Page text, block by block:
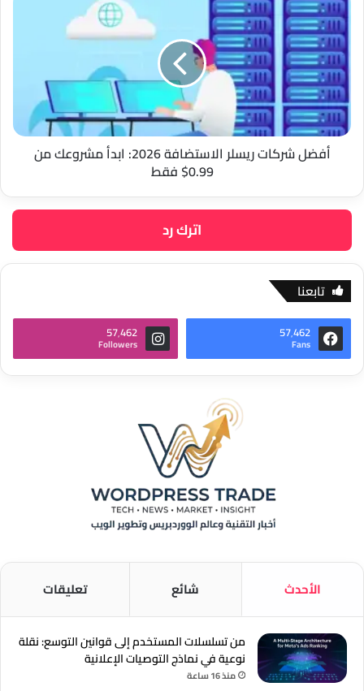
شركات
ريسلر
الاستضافة
2026:
ابدأ
مشروعك
من
0.99$
فقط
أفضل شركات ريسلر الاستضافة 2026: ابدأ مشروعك من
0.99$ فقط
اترك رد
تابعنا
57٬462
Fans
57٬462
Followers
الأحدث شائع تعليقات
من تسلسلات المستخدم إلى قوانين التوسع: نقلة
نوعية في نماذج التوصيات الإعلانية
منذ 16 ساعة